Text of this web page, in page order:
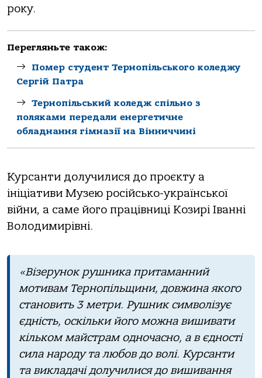
року.
Перегляньте також:
Помер студент Тернопільського коледжу
Сергій Патра
Тернопільський коледж спільно з
поляками передали енергетичне
обладнання гімназії на Вінниччині
Курсанти долучилися до проєкту а
ініціативи Музею російсько-української
війни, а саме його працівниці Козирі Іванні
Володимирівні.
«Візерунок рушника притаманний
мотивам Тернопільщини, довжина якого
становить 3 метри. Рушник символізує
єдність, оскільки його можна вишивати
кільком майстрам одночасно, а в єдності
сила народу та любов до волі. Курсанти
та викладачі долучилися до вишивання